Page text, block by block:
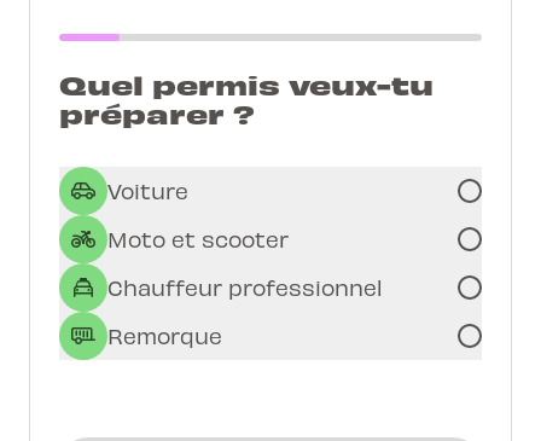
Quel permis veux-tu
préparer ?
Voiture
Moto et scooter
Chauffeur professionnel
Remorque